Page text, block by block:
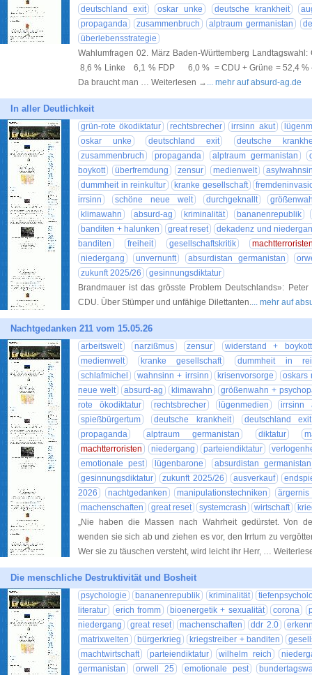
deutschland exit
oskar unke deutsche krankheit
propaganda
zusammenbruch alptraum germanistan
überlebensstrategie
Wahlumfragen 02. März Baden-Württemberg
8,6 % Linke 6,1 % FDP 6,0 % = CDU + Grüne = 52,4 %
Da braucht man … Weiterlesen → ... mehr auf absurd-ag.de
In aller Deutlichkeit
grün-rote ökodiktatur rechtsbrecher irrsinn akut
oskar unke
deutschland exit
deutsche
zusammenbruch
propaganda alptraum germanistan
boykott
überfremdung zensur medienwelt
dummheit in reinkultur
kranke gesellschaft
irrsinn
schöne neue welt durchgeknallt
klimawahn
absurd-ag kriminalität
bananenrepublik
banditen + halunken
great reset
dekadenz und
banditen
freiheit gesellschaftskritik
niedergang
unvernunft absurdistan germanistan
zukunft 2025/26
gesinnungsdiktatur
Brandmauer ist das grösste Problem Deutschlands»:
CDU. Über Stümper und unfähige Dilettanten.... mehr auf
Nachtgedanken 211 vom 15.05.26
arbeitswelt narzißmus zensur
widerstand + boykott
medienwelt
kranke gesellschaft
dummheit in
schlafmichel
wahnsinn + irrsinn krisenvorsorge
oskars
neue welt
absurd-ag klimawahn
größenwahn +
rote ökodiktatur
rechtsbrecher lügenmedien
irrsinn
spießbürgertum
deutsche krankheit
deutschland exit
propaganda
alptraum germanistan diktatur
machtterroristen
niedergang parteiendiktatur
emotionale pest
lügenbarone
absurdistan germanistan
gesinnungsdiktatur
zukunft 2025/26 ausverkauf
2026
nachtgedanken manipulationstechniken
machenschaften
great reset systemcrash wirtschaft
„Nie haben die Massen nach Wahrheit gedürstet. Von
wenden sie sich ab und ziehen es vor, den Irrtum zu
Wer sie zu täuschen versteht, wird leicht ihr Herr, …
Die menschliche Destruktivität und Bosheit
psychologie bananenrepublik kriminalität
literatur
erich fromm bioenergetik + sexualität corona
niedergang
great reset machenschaften ddr 2.0
matrixwelten
bürgerkrieg kriegstreiber + banditen
machtwirtschaft
parteiendiktatur wilhelm reich
germanistan
orwell 25 emotionale pest